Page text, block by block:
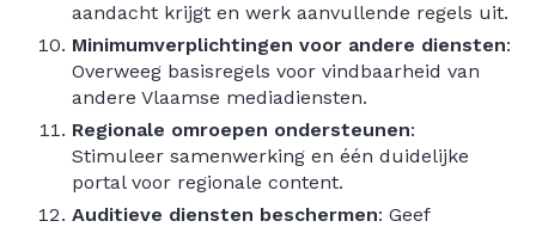
aandacht krijgt en werk aanvullende regels uit.
Minimumverplichtingen voor andere diensten:
Overweeg basisregels voor vindbaarheid van
andere Vlaamse mediadiensten.
Regionale omroepen ondersteunen:
Stimuleer samenwerking en één duidelijke
portal voor regionale content.
Auditieve diensten beschermen: Geef